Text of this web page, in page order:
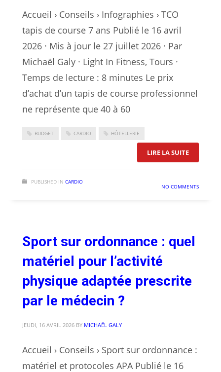
Accueil › Conseils › Infographies › TCO
tapis de course 7 ans Publié le 16 avril
2026 · Mis à jour le 27 juillet 2026 · Par
Michaël Galy · Light In Fitness, Tours ·
Temps de lecture : 8 minutes Le prix
d’achat d’un tapis de course professionnel
ne représente que 40 à 60
BUDGET CARDIO HÔTELLERIE
LIRE LA SUITE:
PUBLISHED IN CARDIO
NO COMMENTS
Sport sur ordonnance : quel
matériel pour l’activité
physique adaptée prescrite
par le médecin ?
JEUDI, 16 AVRIL 2026 BY MICHAËL GALY
Accueil › Conseils › Sport sur ordonnance :
matériel et protocoles APA Publié le 16